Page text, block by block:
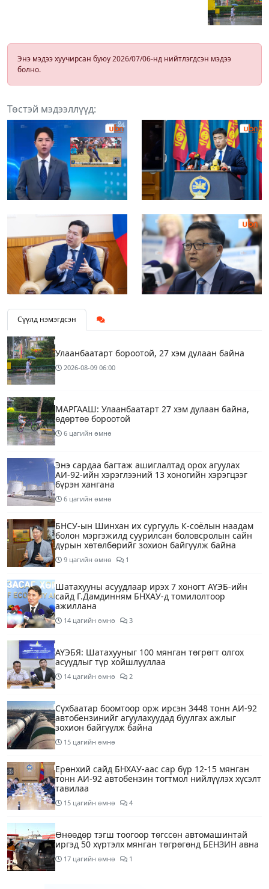
Энэ мэдээ хуучирсан буюу 2026/07/06-нд нийтлэгдсэн мэдээ
болно.
Төстэй мэдээллүүд:
Сүүлд нэмэгдсэн
Улаанбаатарт бороотой, 27 хэм дулаан байна
2026-08-09 06:00
МАРГААШ: Улаанбаатарт 27 хэм дулаан байна,
өдөртөө бороотой
6 цагийн өмнө
Энэ сардаа багтаж ашиглалтад орох агуулах
АИ-92-ийн хэрэглээний 13 хоногийн хэрэгцээг
бүрэн хангана
6 цагийн өмнө
БНСУ-ын Шинхан их сургууль К-соёлын наадам
болон мэргэжилд суурилсан боловсролын сайн
дурын хөтөлбөрийг зохион байгуулж байна
9 цагийн өмнө 1
Шатахууны асуудлаар ирэх 7 хоногт АҮЭБ-ийн
сайд Г.Дамдинням БНХАУ-д томилолтоор
ажиллана
14 цагийн өмнө 3
АҮЭБЯ: Шатахууныг 100 мянган төгрөгт олгох
асуудлыг түр хойшлууллаа
14 цагийн өмнө 2
Сүхбаатар боомтоор орж ирсэн 3448 тонн АИ-92
автобензинийг агуулахуудад буулгах ажлыг
зохион байгуулж байна
15 цагийн өмнө
Ерөнхий сайд БНХАУ-аас сар бүр 12-15 мянган
тонн АИ-92 автобензин тогтмол нийлүүлэх хүсэлт
тавилаа
15 цагийн өмнө 4
Өнөөдөр тэгш тоогоор төгссөн автомашинтай
иргэд 50 хүртэлх мянган төгрөгөнд БЕНЗИН авна
17 цагийн өмнө 1